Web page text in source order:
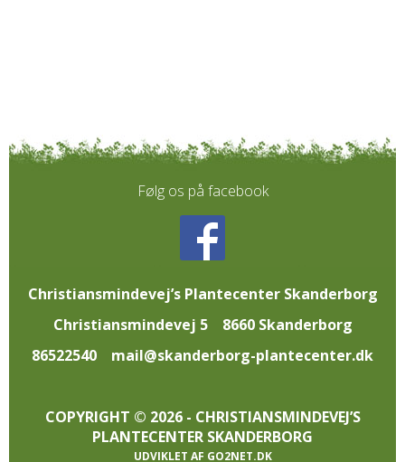
Følg os på facebook
Christiansmindevej’s Plantecenter Skanderborg
Christiansmindevej 5
8660 Skanderborg
86522540
mail@skanderborg-plantecenter.dk
COPYRIGHT © 2026 - CHRISTIANSMINDEVEJ’S
PLANTECENTER SKANDERBORG
UDVIKLET AF GO2NET.DK